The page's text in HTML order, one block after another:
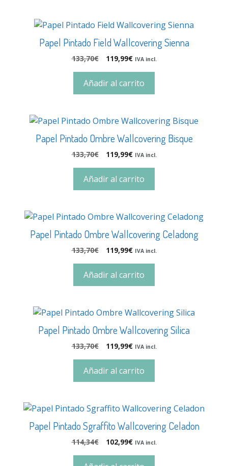
Papel Pintado Field Wallcovering Sienna
133,70€ 119,99€ IVA incl.
Añadir al carrito
Papel Pintado Ombre Wallcovering Bisque
133,70€ 119,99€ IVA incl.
Añadir al carrito
Papel Pintado Ombre Wallcovering Celadong
133,70€ 119,99€ IVA incl.
Añadir al carrito
Papel Pintado Ombre Wallcovering Silica
133,70€ 119,99€ IVA incl.
Añadir al carrito
Papel Pintado Sgraffito Wallcovering Celadon
114,34€ 102,99€ IVA incl.